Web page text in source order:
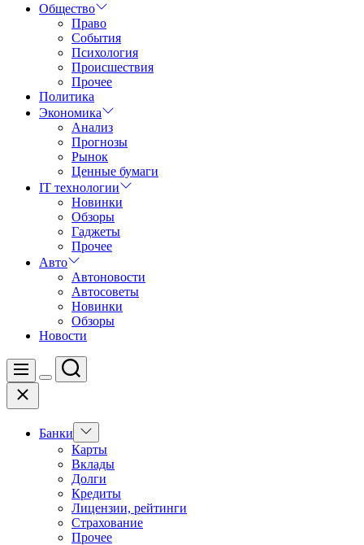
Общество
Право
События
Психология
Происшествия
Прочее
Политика
Экономика
Анализ
Прогнозы
Рынок
Ценные бумаги
IT технологии
Новинки
Обзоры
Гаджеты
Прочее
Авто
Автоновости
Автосоветы
Новинки
Обзоры
Новости
Меню
Цвет
Поиск
Закрыть
Банки
Показать
подменю
Карты
Вклады
Долги
Кредиты
Лицензии, рейтинги
Страхование
Прочее